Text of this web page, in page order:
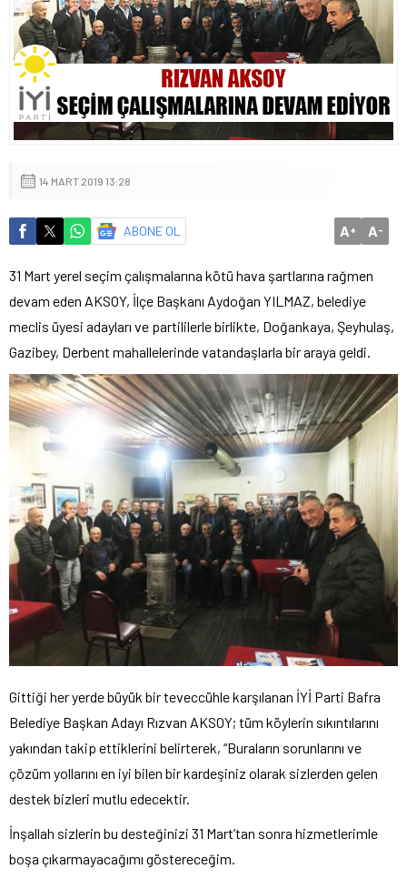
14 MART 2019 13:28
ABONE OL A+ A-
31 Mart yerel seçim çalışmalarına kötü hava şartlarına rağmen
devam eden AKSOY, İlçe Başkanı Aydoğan YILMAZ, belediye
meclis üyesi adayları ve partililerle birlikte, Doğankaya, Şeyhulaş,
Gazibey, Derbent mahallelerinde vatandaşlarla bir araya geldi.
Gittiği her yerde büyük bir teveccühle karşılanan İYİ Parti Bafra
Belediye Başkan Adayı Rızvan AKSOY; tüm köylerin sıkıntılarını
yakından takip ettiklerini belirterek, “Buraların sorunlarını ve
çözüm yollarını en iyi bilen bir kardeşiniz olarak sizlerden gelen
destek bizleri mutlu edecektir.
İnşallah sizlerin bu desteğinizi 31 Mart’tan sonra hizmetlerimle
boşa çıkarmayacağımı göstereceğim.